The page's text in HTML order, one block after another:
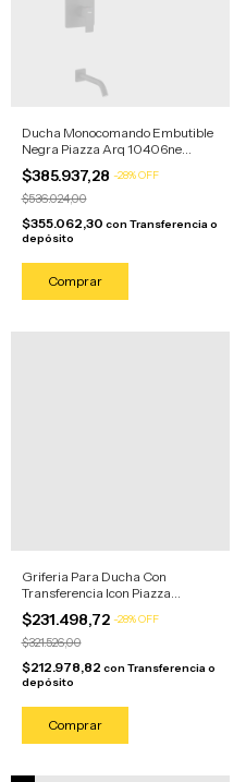
Ducha Monocomando Embutible
Negra Piazza Arq 10406ne
Negro Mate
$385.937,28 -28%OFF
$536.024,00
$355.062,30 con Transferencia o
depósito
Griferia Para Ducha Con
Transferencia Icon Piazza
Cromada Plateado Cromado
$231.498,72 -28%OFF
$321.526,00
$212.978,82 con Transferencia o
depósito